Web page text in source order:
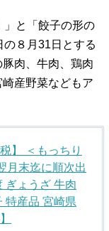
」と「餃子の形の
の８月31日とする
肉、牛肉、鶏肉
産野菜などもア
】 ＜もっちり
月末迄に順次出
ぎょうざ 牛肉
特産品 宮崎県